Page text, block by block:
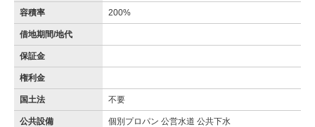
容積率 200%
借地期間/地代
保証金
権利金
国土法 不要
公共設備 個別プロパン 公営水道 公共下水